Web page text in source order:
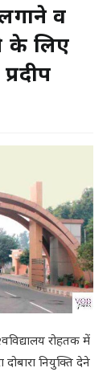
व
के लिए
रोहतक में
दोबारा नियुक्ति देने